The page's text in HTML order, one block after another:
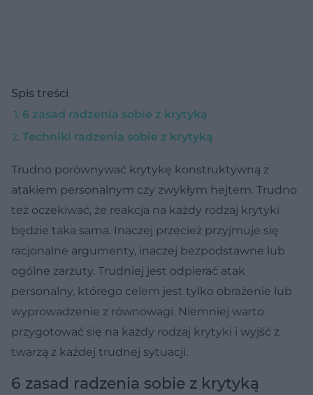
Spis treści
6 zasad radzenia sobie z krytyką
Techniki radzenia sobie z krytyką
Trudno porównywać krytykę konstruktywną z
atakiem personalnym czy zwykłym hejtem. Trudno
też oczekiwać, że reakcja na każdy rodzaj krytyki
będzie taka sama. Inaczej przecież przyjmuje się
racjonalne argumenty, inaczej bezpodstawne lub
ogólne zarzuty. Trudniej jest odpierać atak
personalny, którego celem jest tylko obrażenie lub
wyprowadzenie z równowagi. Niemniej warto
przygotować się na każdy rodzaj krytyki i wyjść z
twarzą z każdej trudnej sytuacji.
6 zasad radzenia sobie z krytyką